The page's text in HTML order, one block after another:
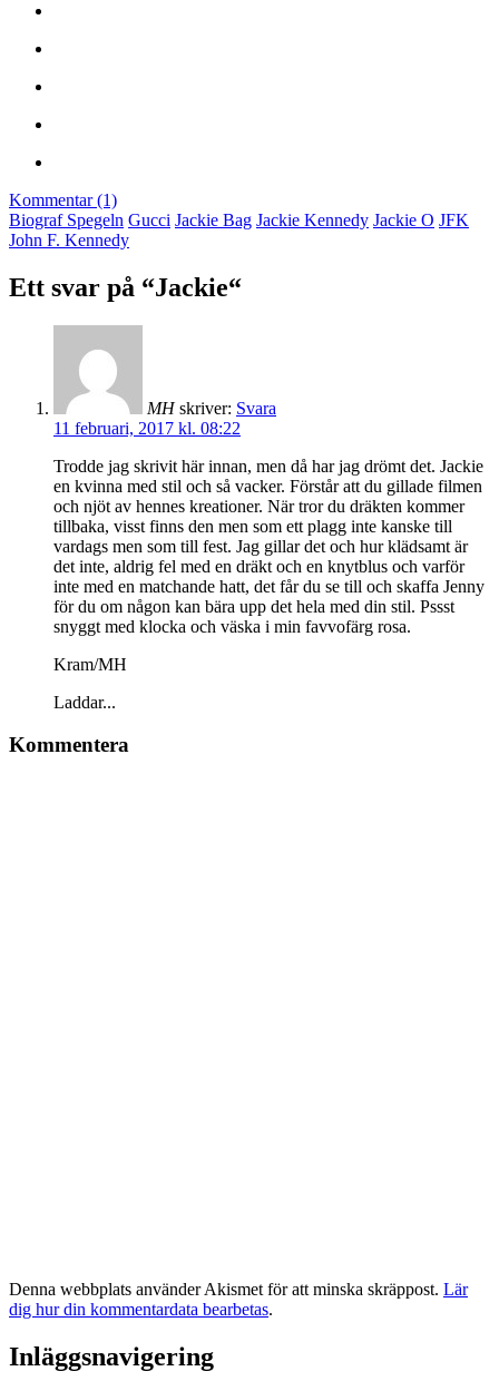
Kommentar (1)
Biograf Spegeln Gucci Jackie Bag Jackie Kennedy Jackie O JFK
John F. Kennedy
Ett svar på “Jackie“
MH skriver: Svara
11 februari, 2017 kl. 08:22
Trodde jag skrivit här innan, men då har jag drömt det. Jackie
en kvinna med stil och så vacker. Förstår att du gillade filmen
och njöt av hennes kreationer. När tror du dräkten kommer
tillbaka, visst finns den men som ett plagg inte kanske till
vardags men som till fest. Jag gillar det och hur klädsamt är
det inte, aldrig fel med en dräkt och en knytblus och varför
inte med en matchande hatt, det får du se till och skaffa Jenny
för du om någon kan bära upp det hela med din stil. Pssst
snyggt med klocka och väska i min favvofärg rosa.
Kram/MH
Laddar...
Kommentera
Denna webbplats använder Akismet för att minska skräppost. Lär
dig hur din kommentardata bearbetas.
Inläggsnavigering